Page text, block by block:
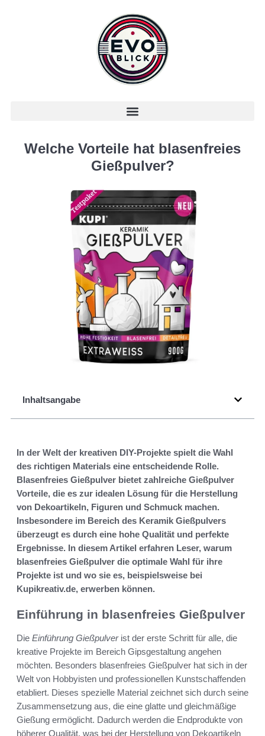
Welche Vorteile hat blasenfreies
Gießpulver?
Inhaltsangabe
In der Welt der kreativen DIY-Projekte spielt die Wahl
des richtigen Materials eine entscheidende Rolle.
Blasenfreies Gießpulver bietet zahlreiche Gießpulver
Vorteile, die es zur idealen Lösung für die Herstellung
von Dekoartikeln, Figuren und Schmuck machen.
Insbesondere im Bereich des Keramik Gießpulvers
überzeugt es durch eine hohe Qualität und perfekte
Ergebnisse. In diesem Artikel erfahren Leser, warum
blasenfreies Gießpulver die optimale Wahl für ihre
Projekte ist und wo sie es, beispielsweise bei
Kupikreativ.de, erwerben können.
Einführung in blasenfreies Gießpulver
Die Einführung Gießpulverist der erste Schritt für alle, die
kreative Projekte im Bereich Gipsgestaltung angehen
möchten. Besonders blasenfreies Gießpulver hat sich in der
Welt von Hobbyisten und professionellen Kunstschaffenden
etabliert. Dieses spezielle Material zeichnet sich durch seine
Zusammensetzung aus, die eine glatte und gleichmäßige
Gießung ermöglicht. Dadurch werden die Endprodukte von
höherer Qualität, was bei der Herstellung von Dekoartikeln